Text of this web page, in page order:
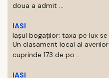
doua a admit ...
IASI
Iașul bogaților: taxa pe lux
Un clasament local al
cuprinde 173 de po ...
IASI